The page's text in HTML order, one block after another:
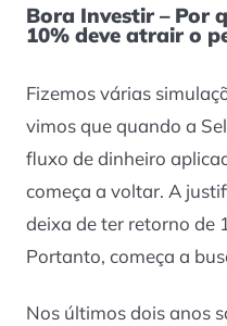
Bora Investir – Por
10% deve atrair o
Fizemos várias
vimos que quando a
fluxo de dinheiro
começa a voltar. A
deixa de ter retorno de
Portanto, começa a
Nos últimos dois anos